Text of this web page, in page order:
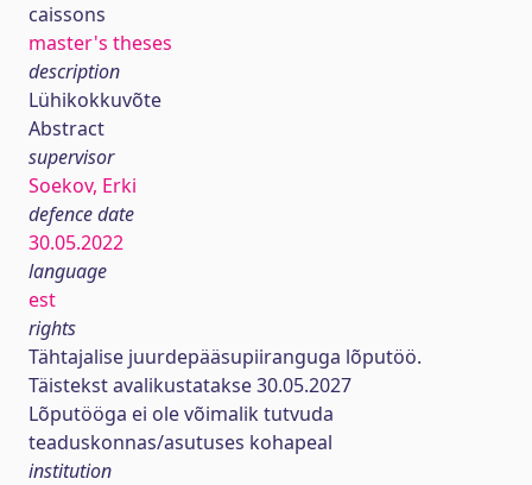
caissons
master's theses
description
Lühikokkuvõte
Abstract
supervisor
Soekov, Erki
defence date
30.05.2022
language
est
rights
Tähtajalise juurdepääsupiiranguga lõputöö.
Täistekst avalikustatakse 30.05.2027
Lõputööga ei ole võimalik tutvuda
teaduskonnas/asutuses kohapeal
institution